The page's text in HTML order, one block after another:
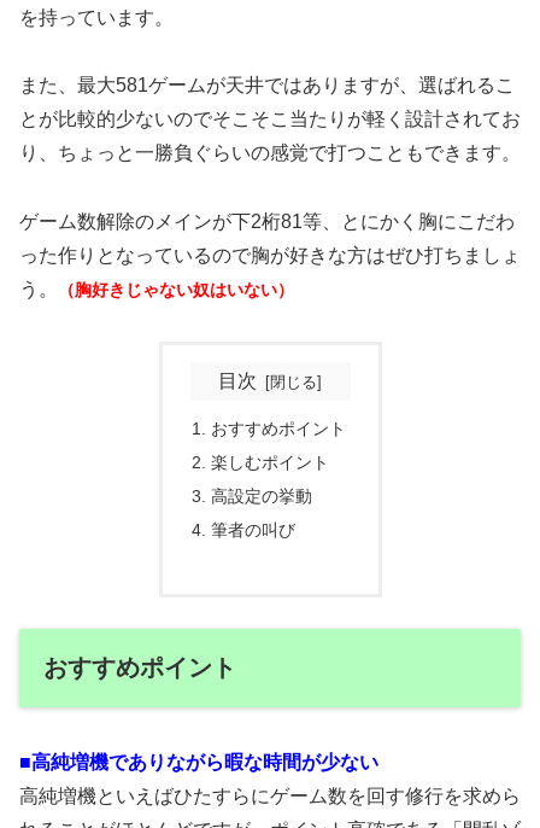
を持っています。
また、最大581ゲームが天井ではありますが、選ばれるこ
とが比較的少ないのでそこそこ当たりが軽く設計されてお
り、ちょっと一勝負ぐらいの感覚で打つこともできます。
ゲーム数解除のメインが下2桁81等、とにかく胸にこだわ
った作りとなっているので胸が好きな方はぜひ打ちましょ
う。
（胸好きじゃない奴はいない）
目次
おすすめポイント
楽しむポイント
高設定の挙動
筆者の叫び
おすすめポイント
■高純増機でありながら暇な時間が少ない
高純増機といえばひたすらにゲーム数を回す修行を求めら